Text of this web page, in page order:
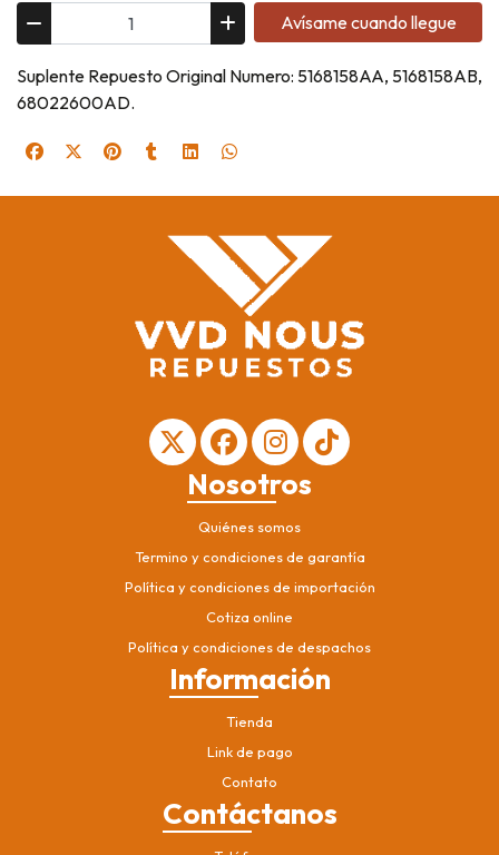
Avísame cuando llegue
Suplente Repuesto Original Numero: 5168158AA, 5168158AB,
68022600AD.
Nosotros
Quiénes somos
Termino y condiciones de garantía
Política y condiciones de importación
Cotiza online
Política y condiciones de despachos
Información
Tienda
Link de pago
Contato
Contáctanos